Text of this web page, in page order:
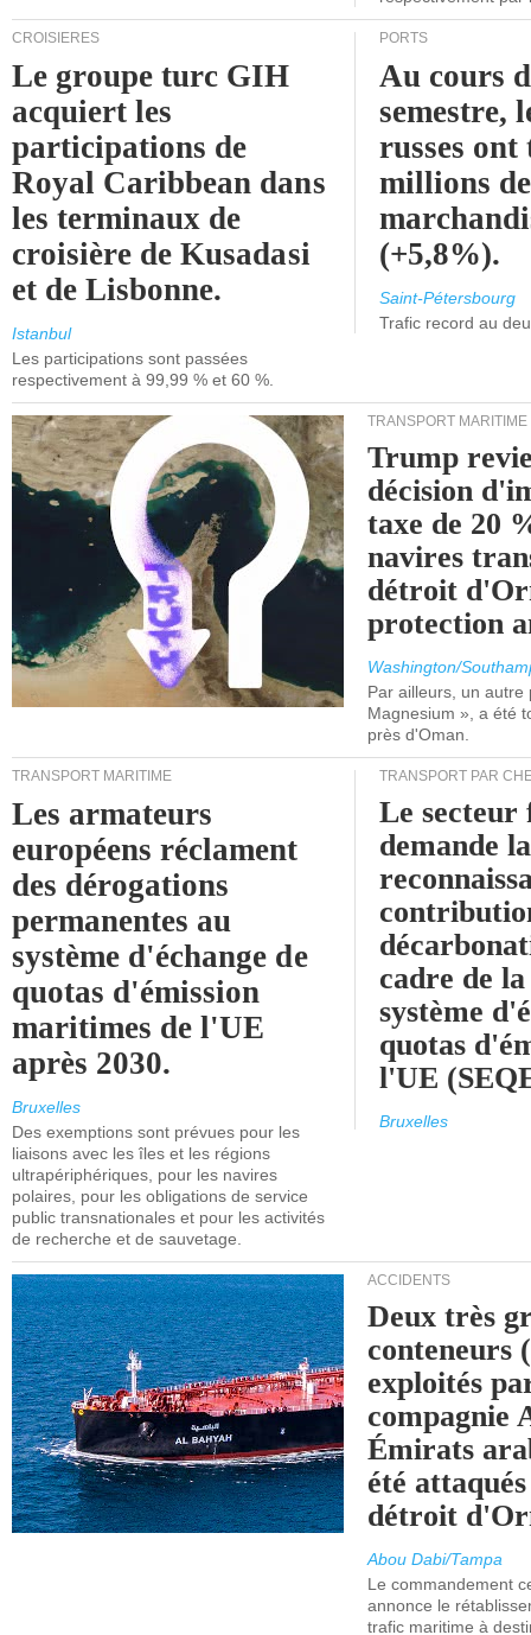
CROISIÈRES
Le groupe turc GIH
acquiert les
participations de
Royal Caribbean dans
les terminaux de
croisière de Kusadasi
et de Lisbonne.
Istanbul
Les participations sont passées
respectivement à 99,99 % et 60 %.
PORTS
Au cours
semestre,
russes
millions
(+5,8%).
Saint-Pétersbourg
Trafic record au
TRANSPORT MARITIME
Trump
décision
taxe de 20
navires
détroit
protection
Washington/
Par ailleurs, un autre
Magnesium », a été
près d'Oman.
TRANSPORT MARITIME
Les armateurs
européens réclament
des dérogations
permanentes au
système d'échange de
quotas d'émission
maritimes de l'UE
après 2030.
Bruxelles
Des exemptions sont prévues pour les
liaisons avec les îles et les régions
ultrapériphériques, pour les navires
polaires, pour les obligations de service
public transnationales et pour les activités
de recherche et de sauvetage.
TRANSPORT PAR
Le
demande la
cadre de
système
quotas
l'UE
Bruxelles
ACCIDENTS
Deux très
conteneurs
exploités
compagnie
Émirats
été
détroit
Abou Dabi/Tampa
Le commandement
annonce le
trafic maritime à